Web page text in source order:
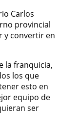
Carlos
provincial
y convertir en
la franquicia,
los que
esto en
equipo de
ser